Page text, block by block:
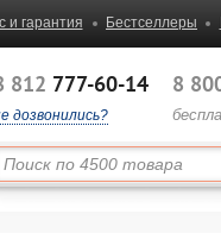
и гарантия Бестселлеры
812 777-60-14
дозвонились?
8